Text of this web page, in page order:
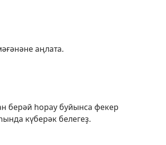
аңлата.
берәй һорау буйынса фекер
күберәк белегеҙ.